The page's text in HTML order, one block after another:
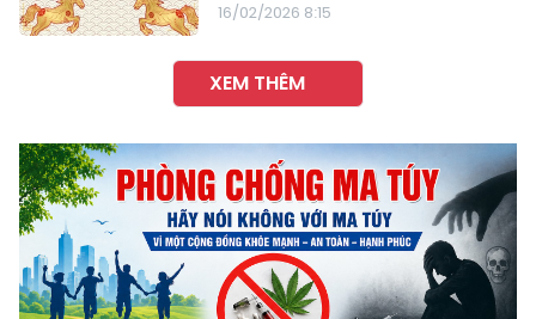
16/02/2026 8:15
XEM THÊM